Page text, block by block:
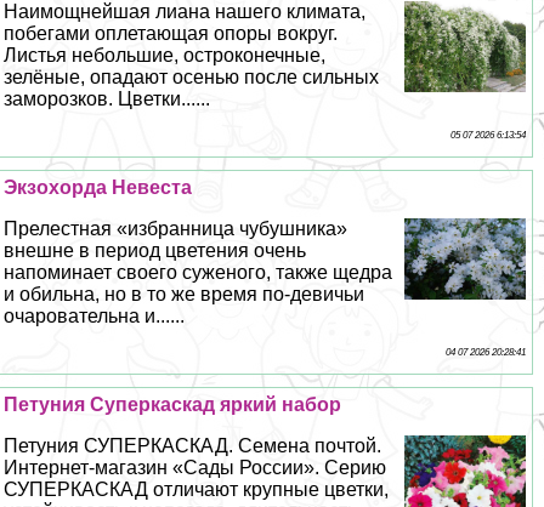
Наимощнейшая лиана нашего климата,
побегами оплетающая опоры вокруг.
Листья небольшие, остроконечные,
зелёные, опадают осенью после сильных
заморозков. Цветки......
05 07 2026 6:13:54
Экзохорда Невеста
Прелестная «избранница чубушника»
внешне в период цветения очень
напоминает своего суженого, также щедра
и обильна, но в то же время по-девичьи
очаровательна и......
04 07 2026 20:28:41
Петуния Суперкаскад яркий набор
Петуния СУПЕРКАСКАД. Семена почтой.
Интернет-магазин «Сады России». Серию
СУПЕРКАСКАД отличают крупные цветки,